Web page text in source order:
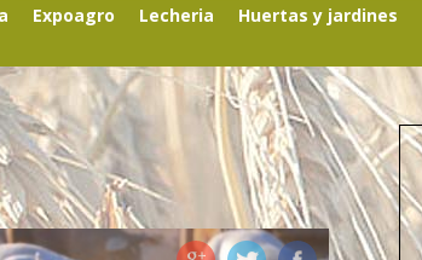
Expoagro Lecheria Huertas y jardines